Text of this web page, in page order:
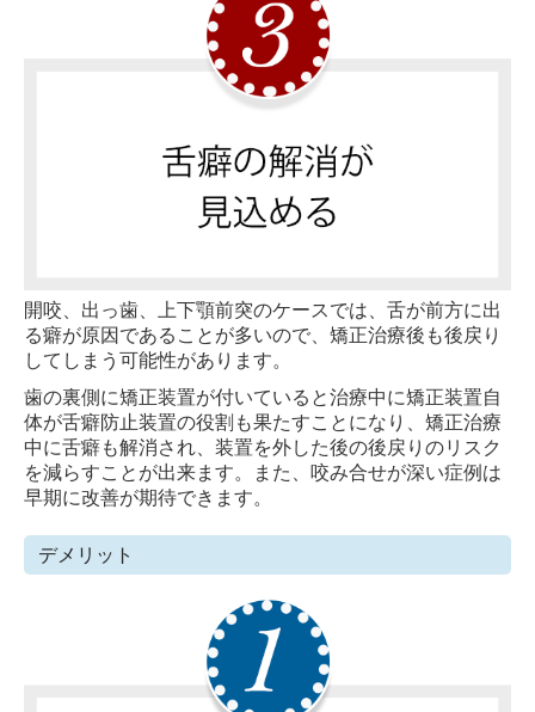
開咬、出っ歯、上下顎前突のケースでは、舌が前方に出
る癖が原因であることが多いので、矯正治療後も後戻り
してしまう可能性があります。
歯の裏側に矯正装置が付いていると治療中に矯正装置自
体が舌癖防止装置の役割も果たすことになり、矯正治療
中に舌癖も解消され、装置を外した後の後戻りのリスク
を減らすことが出来ます。また、咬み合せが深い症例は
早期に改善が期待できます。
デメリット